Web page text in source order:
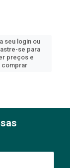
seu login ou
se para
preços e
comprar